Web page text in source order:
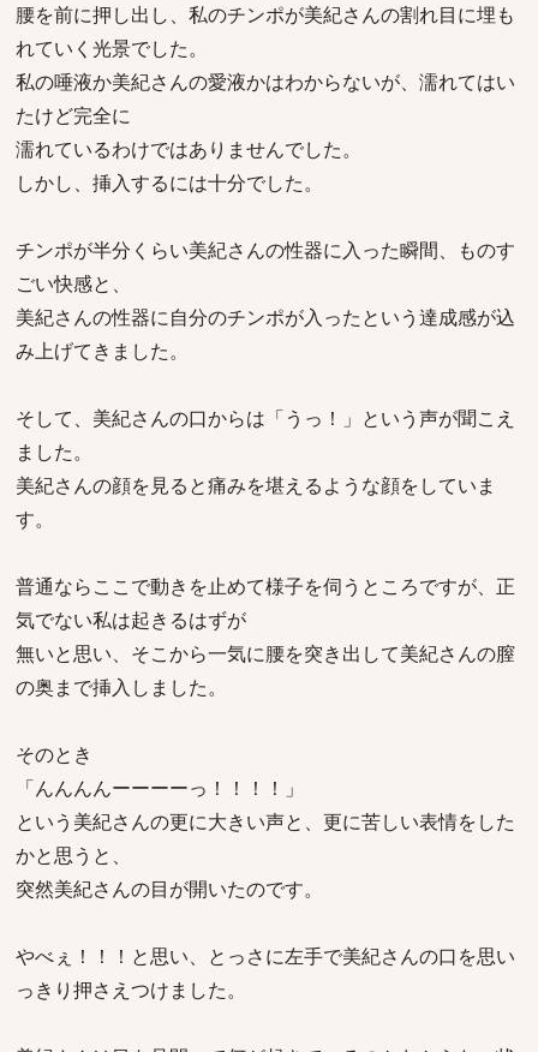
腰を前に押し出し、私のチンポが美紀さんの割れ目に埋も
れていく光景でした。
私の唾液か美紀さんの愛液かはわからないが、濡れてはい
たけど完全に
濡れているわけではありませんでした。
しかし、挿入するには十分でした。
チンポが半分くらい美紀さんの性器に入った瞬間、ものす
ごい快感と、
美紀さんの性器に自分のチンポが入ったという達成感が込
み上げてきました。
そして、美紀さんの口からは「うっ！」という声が聞こえ
ました。
美紀さんの顔を見ると痛みを堪えるような顔をしていま
す。
普通ならここで動きを止めて様子を伺うところですが、正
気でない私は起きるはずが
無いと思い、そこから一気に腰を突き出して美紀さんの膣
の奥まで挿入しました。
そのとき
「んんんんーーーーっ！！！！」
という美紀さんの更に大きい声と、更に苦しい表情をした
かと思うと、
突然美紀さんの目が開いたのです。
やべぇ！！！と思い、とっさに左手で美紀さんの口を思い
っきり押さえつけました。